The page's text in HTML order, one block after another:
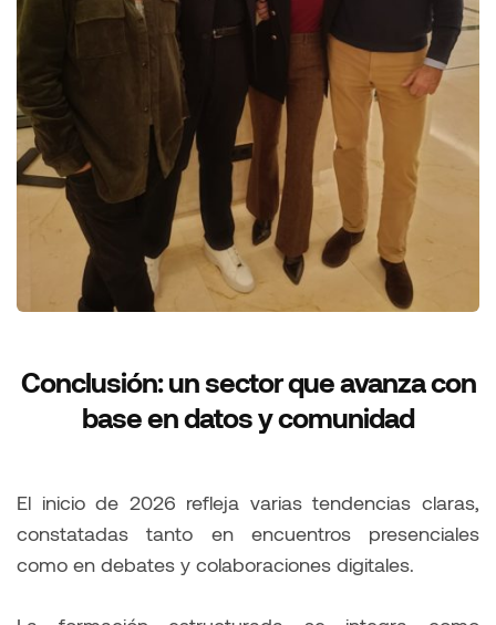
Conclusión: un sector que avanza con
base en datos y comunidad
El inicio de 2026 refleja varias tendencias claras,
constatadas tanto en encuentros presenciales
como en debates y colaboraciones digitales.